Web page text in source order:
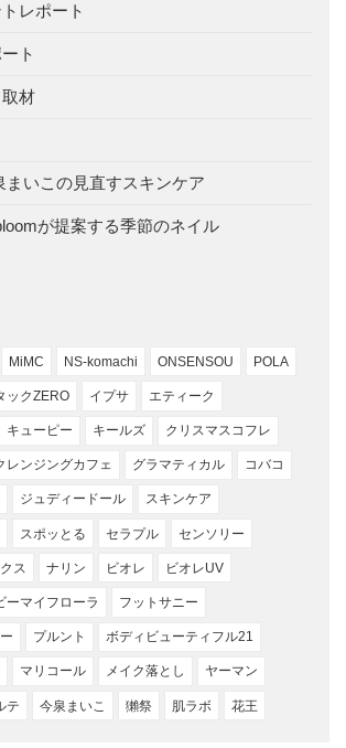
レポート
ト
材
まいこの見直すスキンケア
が提案する季節のネイル
MiMC NS-komachi ONSENSOU POLA
ックZERO イプサ エティーク
キューピー キールズ クリスマスコフレ
レンジングカフェ グラマティカル コバコ
ジュディードール スキンケア
スポッとる セラプル センソリー
ス ナリン ビオレ ビオレUV
ーマイフローラ フットサニー
プルント ボディビューティフル21
マリコール メイク落とし ヤーマン
テ 今泉まいこ 獺祭 肌ラボ 花王